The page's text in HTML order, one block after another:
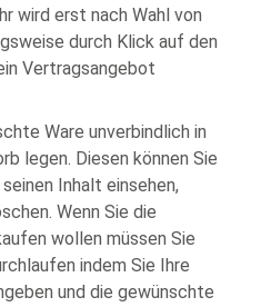
wird erst nach Wahl von
durch Klick auf den
Vertragsangebot
Ware unverbindlich in
legen. Diesen können Sie
Inhalt einsehen,
Wenn Sie die
wollen müssen Sie
indem Sie Ihre
und die gewünschte